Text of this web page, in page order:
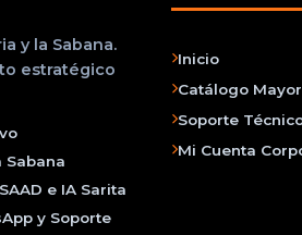
y la Sabana.
estratégico
Sabana
e IA Sarita
y Soporte
Inicio
Catálogo
Soporte
Mi Cuenta